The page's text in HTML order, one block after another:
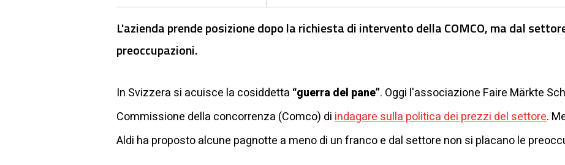
L'azienda prende posizione dopo la richiesta di intervento della COMCO, ma dal
preoccupazioni.
In Svizzera si acuisce la cosiddetta “guerra del pane”. Oggi l'associazione Faire Märkte
Commissione della concorrenza (Comco) diindagare sulla politica dei prezzi del settore.
Aldi ha proposto alcune pagnotte a meno di un franco e dal settore non si placano le